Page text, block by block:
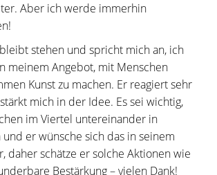
Aber ich werde immerhin
stehen und spricht mich an, ich
meinem Angebot, mit Menschen
Kunst zu machen. Er reagiert sehr
mich in der Idee. Es sei wichtig,
im Viertel untereinander in
und er wünsche sich das in seinem
daher schätze er solche Aktionen wie
Bestärkung – vielen Dank!